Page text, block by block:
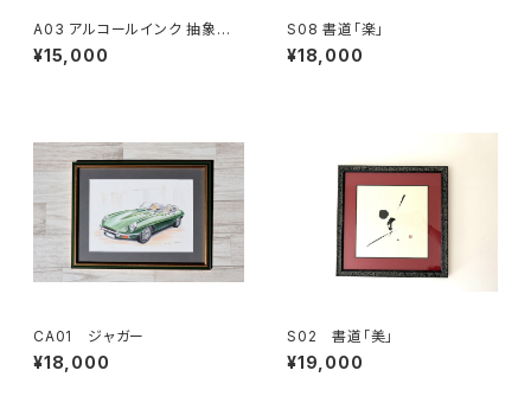
A03 アルコールインク 抽象ブ
ルー系
¥15,000
S08 書道「楽」
¥18,000
CA01 ジャガー
¥18,000
S02 書道「美」
¥19,000